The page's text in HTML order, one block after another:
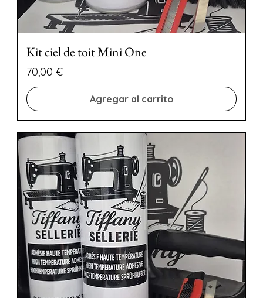
Kit ciel de toit Mini One
Precio
70,00 €
Agregar al carrito